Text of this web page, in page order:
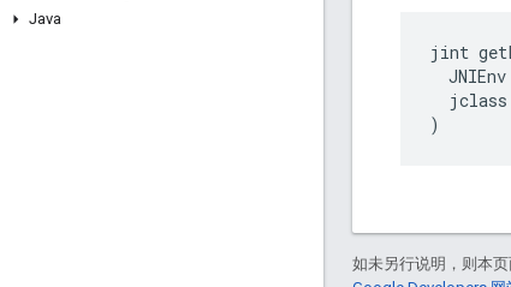
Java
jint
JNIEnv
jclass
)
如未另行说明，则本